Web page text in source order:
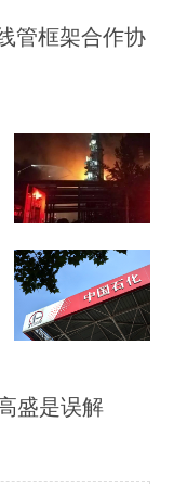
管框架合作协
盛是误解